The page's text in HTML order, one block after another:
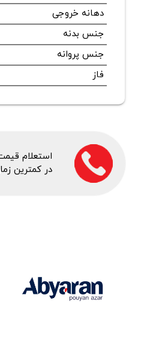
دهانه خروجی
جنس بدنه
جنس پروانه
فاز
استعلام
در کمترین